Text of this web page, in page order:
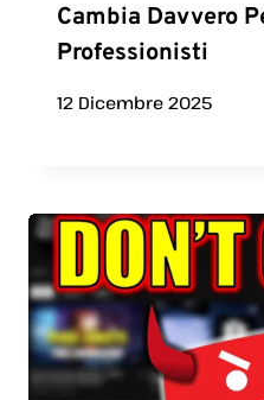
Cambia Davvero
Professionisti
12 Dicembre 2025